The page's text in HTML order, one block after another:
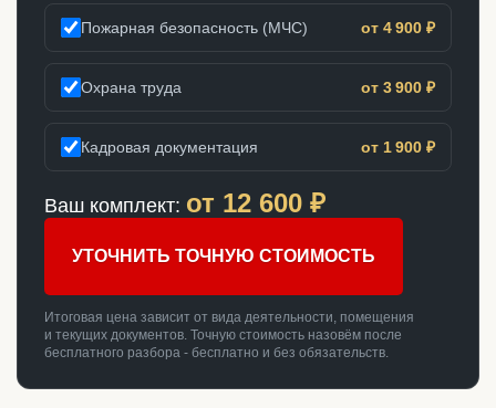
Пожарная безопасность (МЧС) от 4 900 ₽
Охрана труда от 3 900 ₽
Кадровая документация от 1 900 ₽
Ваш комплект: от 12 600 ₽
УТОЧНИТЬ ТОЧНУЮ СТОИМОСТЬ
Итоговая цена зависит от вида деятельности, помещения
и текущих документов. Точную стоимость назовём после
бесплатного разбора - бесплатно и без обязательств.